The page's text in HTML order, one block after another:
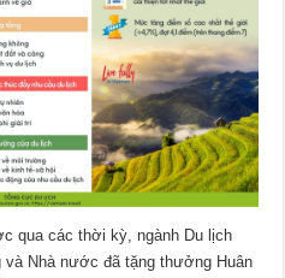
qua các thời kỳ, ngành Du lịch
Nhà nước đã tặng thưởng Huân